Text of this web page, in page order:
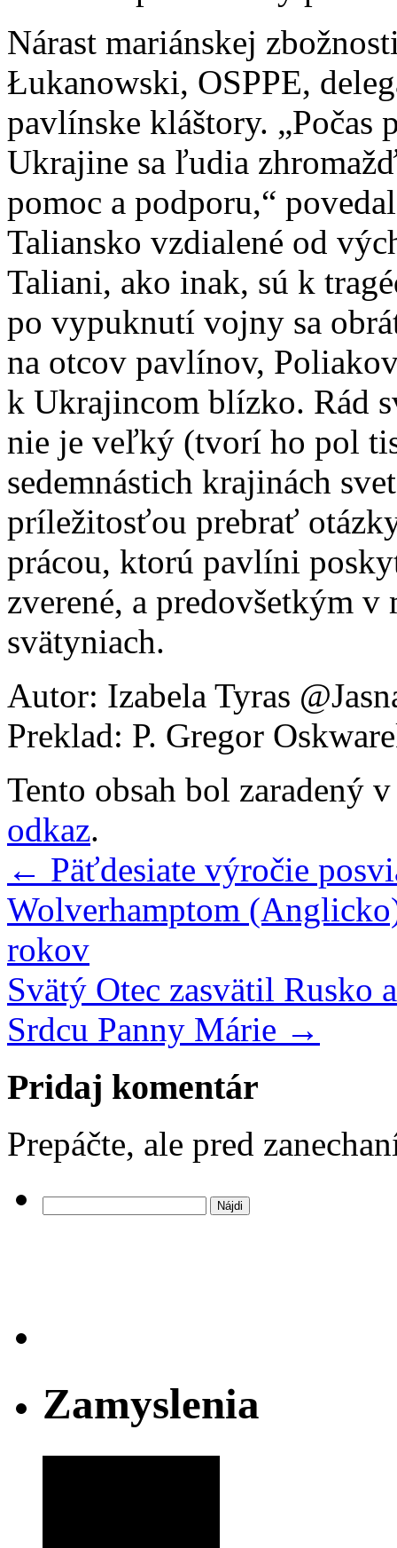
Nárast mariánskej
Łukanowski, OSPPE,
pavlínske kláštory. „Počas
Ukrajine sa ľudia
pomoc a podporu,“
Taliansko vzdialené od
Taliani, ako inak, sú k
po vypuknutí vojny sa
na otcov pavlínov,
k Ukrajincom blízko. Rád
nie je veľký (tvorí ho pol
sedemnástich krajinách
príležitosťou prebrať
prácou, ktorú pavlíni
zverené, a predovšetkým
svätyniach.
Autor: Izabela Tyras
Preklad: P. Gregor
Tento obsah bol zaradený
odkaz.
← Päťdesiate výročie
Wolverhamptom
rokov
Svätý Otec zasvätil Rusko
Srdcu Panny Márie →
Pridaj komentár
Prepáčte, ale pred
Zamyslenia